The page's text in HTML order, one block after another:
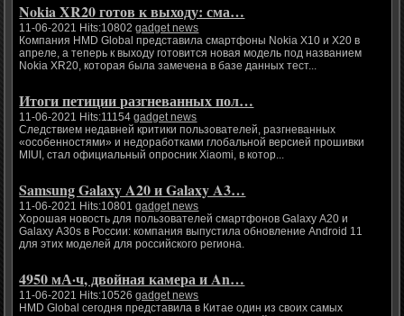
Nokia XR20 готов к выходу: сма…
11-06-2021 Hits:10802gadget news
Компания HMD Global представила смартфоны Nokia X10 и X20 в
апреле, а теперь к выходу готовится новая модель под названием
Nokia XR20, которая была замечена в базе данных тест...
Итоги петиции разгневанных пол…
11-06-2021 Hits:11154gadget news
Следствием недавней критики пользователей, разгневанных
«особенностями» и недоработками глобальной версией прошивки
MIUI, стал официальный опросник Xiaomi, в котор...
Samsung Galaxy A20 и Galaxy A3…
11-06-2021 Hits:10801gadget news
Хорошая новость для пользователей смартфонов Galaxy A20 и
Galaxy A30s в России: компания выпустила обновление Android 11
для этих моделей для российского региона.
4950 мА·ч, двойная камера и An…
11-06-2021 Hits:10526gadget news
HMD Global сегодня представила в Китае один из своих самых